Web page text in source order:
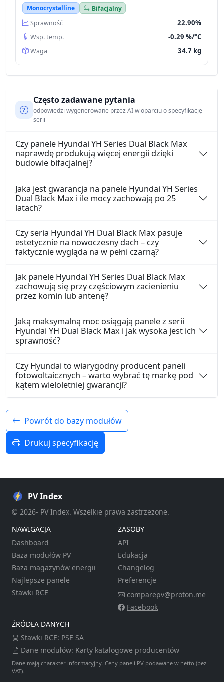
Monocrystalline
Bifacjalny
Sprawność
22.90%
Wsp. temp. -0.29 %/°C
Waga 34.7 kg
Często zadawane pytania
odpowiedzi wygenerowane przez AI w oparciu o specyfikację
serii
Czy panele Hyundai YH Series Dual Black Max
naprawdę produkują więcej energii dzięki
budowie bifacjalnej?
Jaka jest gwarancja na panele Hyundai YH Series
Dual Black Max i ile mocy zachowają po 25
latach?
Czy seria Hyundai YH Dual Black Max pasuje
estetycznie na nowoczesny dach – czy
faktycznie wygląda na w pełni czarną?
Jak panele Hyundai YH Series Dual Black Max
zachowują się przy częściowym zacienieniu
przez komin lub antenę?
Jaką maksymalną moc osiągają panele z serii
Hyundai YH Dual Black Max i jak wysoka jest ich
sprawność?
Czy Hyundai to wiarygodny producent paneli
fotowoltaicznych – warto wybrać tę markę pod
kątem wieloletniej gwarancji?
Powrót do bazy modułów
Drukuj specyfikację
PV Index
© 2026- PV Index. Wszelkie prawa zastrzeżone.
NAWIGACJA
Dashboard
Baza modułów PV
Baza magazynów energii
Najlepsze panele
Stawki RCE
ZASOBY
API
Edukacja
Changelog
Preferencje
comparepv@proton.me
Facebook
ŹRÓDŁA DANYCH
Stawki RCE: PSE SA
Dane modułów: Karty katalogowe producentów
Dane mają charakter informacyjny. Ceny paneli PV podawane w netto (bez
VAT).